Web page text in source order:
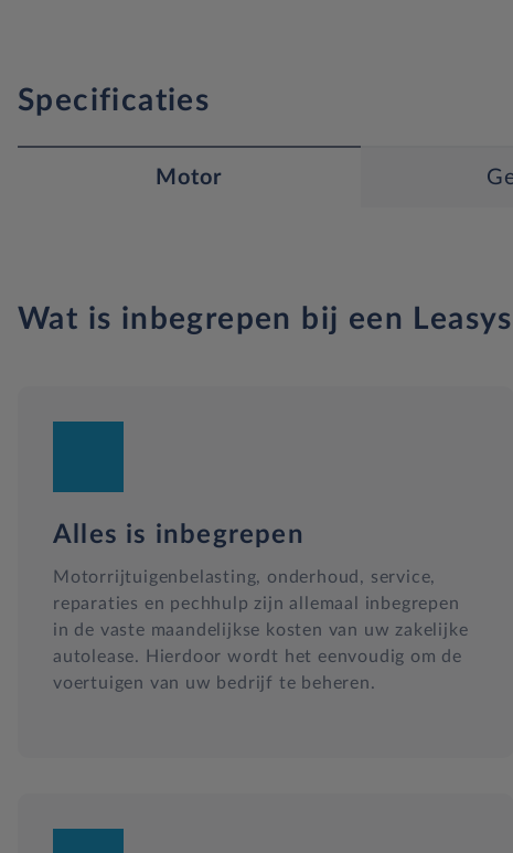
Specificaties
Motor
Wat is inbegrepen bij een
Alles is inbegrepen
Motorrijtuigenbelasting, onderhoud, service,
reparaties en pechhulp zijn allemaal inbegrepen
in de vaste maandelijkse kosten van uw zakelijke
autolease. Hierdoor wordt het eenvoudig om de
voertuigen van uw bedrijf te beheren.